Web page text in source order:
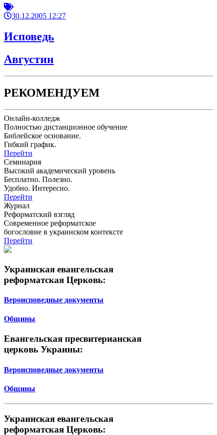
30.12.2005 12:27
Исповедь
Августин
РЕКОМЕНДУЕМ
Онлайн-колледж
Полностью дистанционное обучение
Библейское основание.
Гибкий график.
Перейти
Семинария
Высокий академический уровень
Бесплатно. Полезно.
Удобно. Интересно.
Перейти
Журнал
Реформатский взгляд
Современное реформатское
богословие в украинском контексте
Перейти
Украинская евангельская
реформатская Церковь:
Вероисповедные документы
Общины
Евангельская пресвитерианская
церковь Украины:
Вероисповедные документы
Общины
Украинская евангельская
реформатская Церковь: